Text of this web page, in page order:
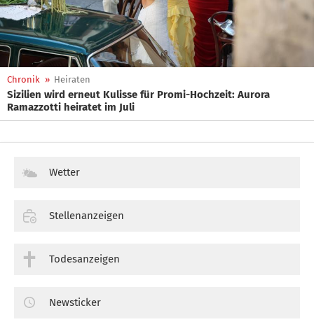
Chronik » Heiraten
Sizilien wird erneut Kulisse für Promi-Hochzeit: Aurora
Ramazzotti heiratet im Juli
Wetter
Stellenanzeigen
Todesanzeigen
Newsticker